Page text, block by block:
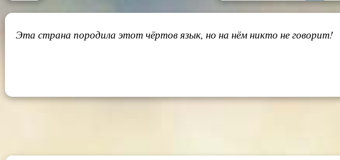
Эта страна породила этот чёртов язык, но на нём никто не говорит!